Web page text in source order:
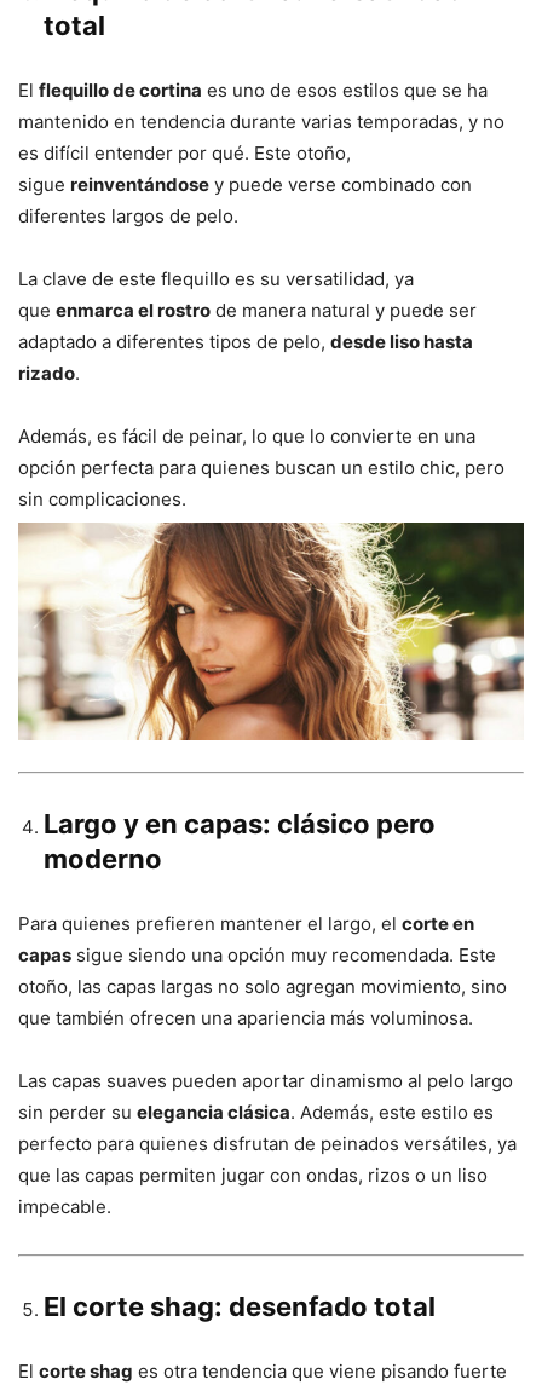
total
El flequillo de cortina es uno de esos estilos que se ha
mantenido en tendencia durante varias temporadas, y no
es difícil entender por qué. Este otoño,
sigue reinventándose y puede verse combinado con
diferentes largos de pelo.
La clave de este flequillo es su versatilidad, ya
que enmarca el rostro de manera natural y puede ser
adaptado a diferentes tipos de pelo, desde liso hasta
rizado.
Además, es fácil de peinar, lo que lo convierte en una
opción perfecta para quienes buscan un estilo chic, pero
sin complicaciones.
Largo y en capas: clásico pero
moderno
Para quienes prefieren mantener el largo, el corte en
capas sigue siendo una opción muy recomendada. Este
otoño, las capas largas no solo agregan movimiento, sino
que también ofrecen una apariencia más voluminosa.
Las capas suaves pueden aportar dinamismo al pelo largo
sin perder su elegancia clásica. Además, este estilo es
perfecto para quienes disfrutan de peinados versátiles, ya
que las capas permiten jugar con ondas, rizos o un liso
impecable.
El corte shag: desenfado total
El corte shag es otra tendencia que viene pisando fuerte